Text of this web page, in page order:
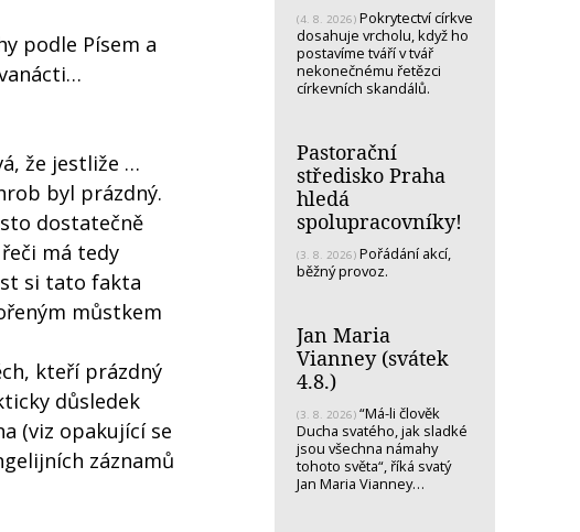
podle Písem a
že jestliže …
byl prázdný.
dostatečně
má tedy
si tato fakta
můstkem
kteří prázdný
důsledek
(viz opakující se
záznamů
(4. 8. 2026) Pokrytectví církve
dosahuje vrcholu, když ho
postavíme tváří v tvář
nekonečnému řetězci
církevních skandálů.
Pastorační
středisko Praha
hledá
spolupracovníky!
(3. 8. 2026) Pořádání akcí,
běžný provoz.
Jan Maria
Vianney (svátek
4.8.)
(3. 8. 2026) “Má-li člověk
Ducha svatého, jak sladké
jsou všechna námahy
tohoto světa“, říká svatý
Jan Maria Vianney…